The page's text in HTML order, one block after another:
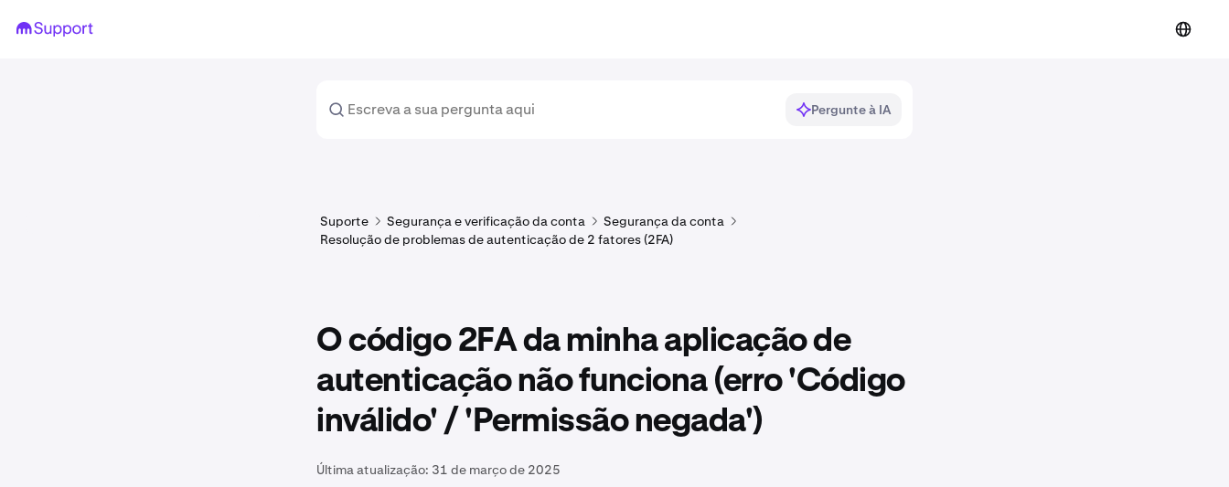
Pergunte à IA
Suporte Segurança e verificação da conta
Segurança da conta
Resolução de problemas de autenticação de 2 fatores (2FA)
O código 2FA da minha aplicação de
autenticação não funciona (erro 'Código
inválido' / 'Permissão negada')
Última atualização: 31 de março de 2025